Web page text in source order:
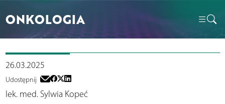
ONKOLOGIA
26.03.2025
Udostępnij
lek. med. Sylwia Kopeć